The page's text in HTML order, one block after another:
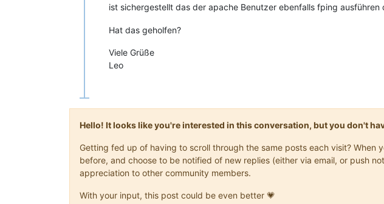
ist sichergestellt das der apache Benutzer ebenfalls fping
Hat das geholfen?
Viele Grüße
Leo
Hello! It looks like you're interested in this conversation, but you don't
Getting fed up of having to scroll through the same posts each visit?
before, and choose to be notified of new replies (either via email, or push
appreciation to other community members.
With your input, this post could be even better 💗